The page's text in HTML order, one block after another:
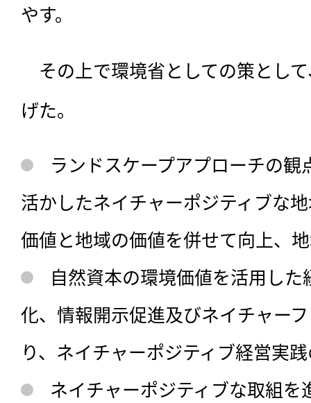
やす。
その上で環境省としての策とし
げた。
ランドスケープアプローチの
活かしたネイチャーポジティブな
価値と地域の価値を併せて向上、
自然資本の環境価値を活用し
化、情報開示促進及びネイチャー
り、ネイチャーポジティブ経営実
ネイチャーポジティブな取組